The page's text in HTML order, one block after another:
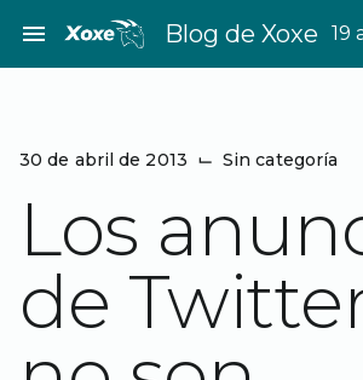
contenido
menu Blog de Xoxe 19
30 de abril de 2013 ⌙ Sin categoría
Los
de